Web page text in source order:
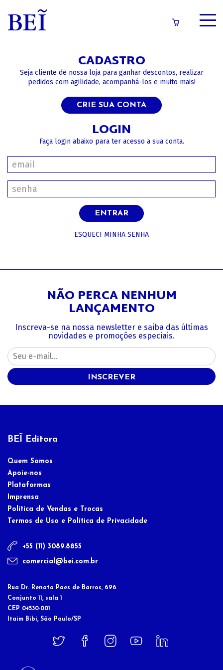
CATÁLOGO
CADASTRO
Seja cliente de nossa loja para ganhar descontos, realizar
pedidos com agilidade, acompanhá-los e muito mais!
CRIE SUA CONTA
LOGIN
Faça login abaixo para ter acesso a sua conta.
ENTRAR
ESQUECI MINHA SENHA
NÃO PERCA NENHUM
LANÇAMENTO
Inscreva-se na nossa newsletter e saiba das últimas
novidades e promoções especiais.
INSCREVER
BEĨ Editora
Quem Somos
Apoie-nos
Plataformas
Imprensa
Política de Vendas e Trocas
Termos de Uso e Política de Privacidade
+55 (11) 3089.8855
comercial@bei.com.br
Rua Dr. Renato Paes de Barros, 696
Conjunto 11, sala 1
CEP 04530-001
Itaim Bibi, São Paulo/SP